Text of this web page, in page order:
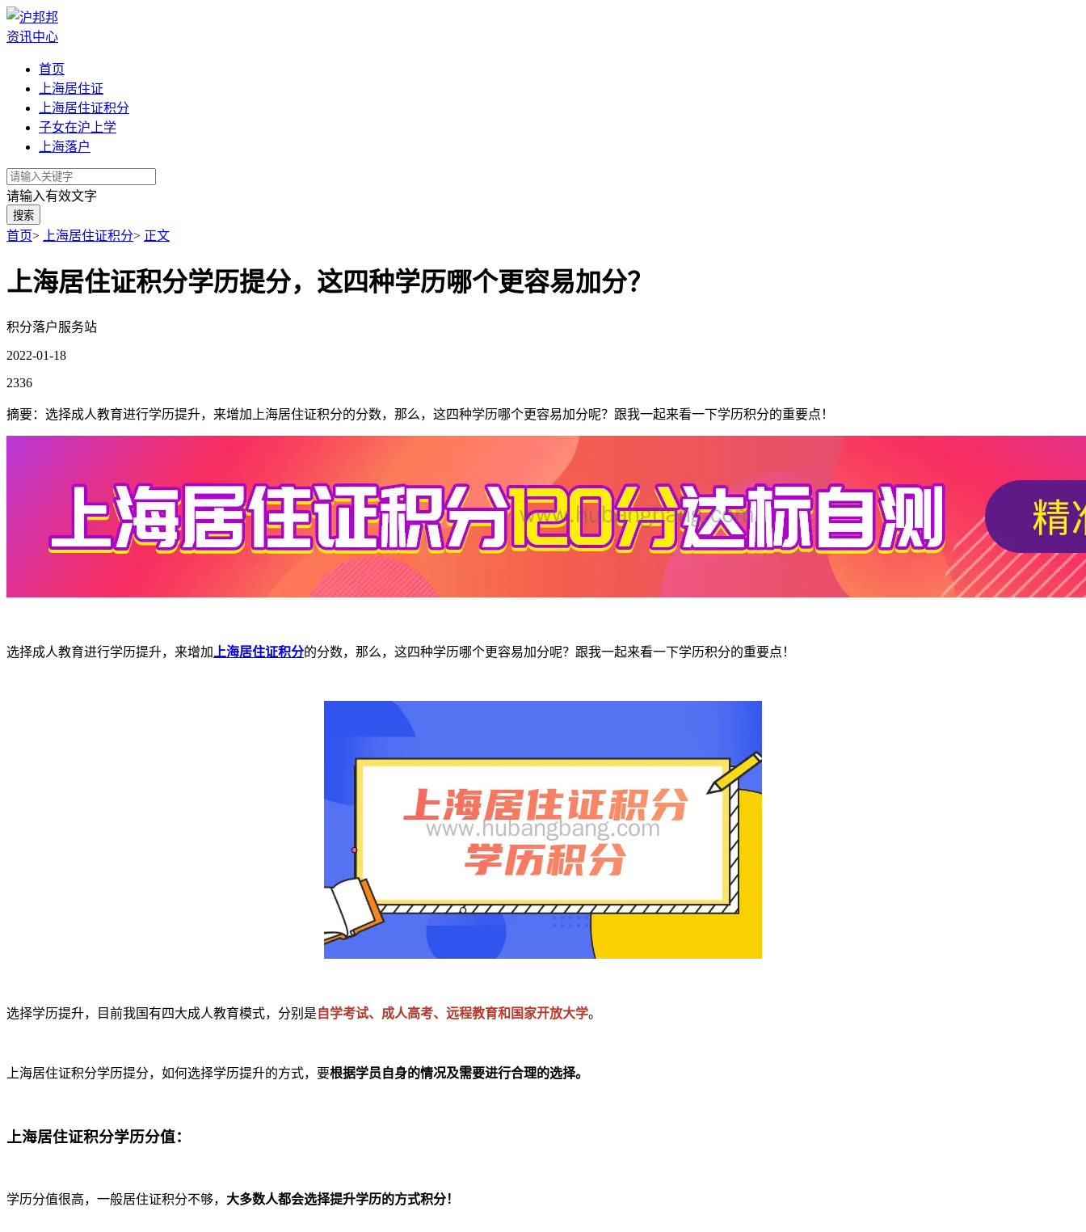
资讯中心
首页
上海居住证
上海居住证积分
子女在沪上学
上海落户
请输入有效文字
搜索
首页> 上海居住证积分> 正文
上海居住证积分学历提分，这四种学历哪个更容易加分？
积分落户服务站
2022-01-18
2336
摘要：选择成人教育进行学历提升，来增加上海居住证积分的分数，那么，这四种学历哪个更容易加分呢？跟我一起来看一下学历积分的重要点！
选择成人教育进行学历提升，来增加 上海居住证积分的分数，那么，这四种学历哪个更容易加分呢？跟我一起来看一下学历积分的重要点！
选择学历提升，目前我国有四大成人教育模式，分别是 自学考试、成人高考、远程教育和国家开放大学。
上海居住证积分学历提分，如何选择学历提升的方式，要根据学员自身的情况及需要进行合理的选择。
上海居住证积分学历分值：
学历分值很高，一般居住证积分不够， 大多数人都会选择提升学历的方式积分！